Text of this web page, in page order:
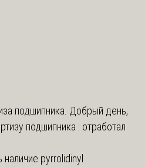
подшипника. Добрый день,
подшипника : отработал
наличие pyrrolidinyl